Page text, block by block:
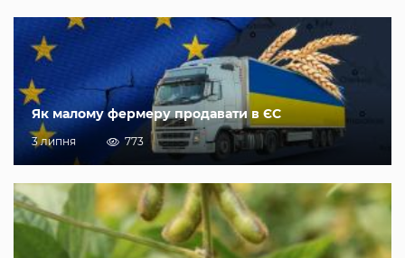
Як малому фермеру продавати в ЄС
3 липня 773